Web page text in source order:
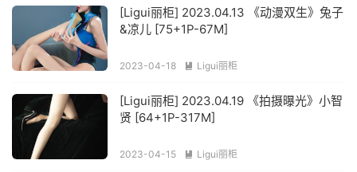
[Ligui丽柜] 2023.04.13 《动漫双生》兔子
&凉儿 [75+1P-67M]
2023-04-18  Ligui丽柜
[Ligui丽柜] 2023.04.19 《拍摄曝光》小智
贤 [64+1P-317M]
2023-04-15  Ligui丽柜